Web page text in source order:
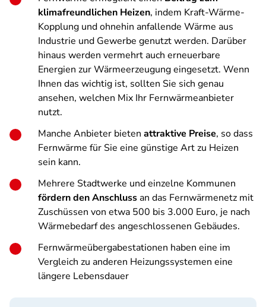
klimafreundlichen Heizen, indem Kraft-Wärme-
Kopplung und ohnehin anfallende Wärme aus
Industrie und Gewerbe genutzt werden. Darüber
hinaus werden vermehrt auch erneuerbare
Energien zur Wärmeerzeugung eingesetzt. Wenn
Ihnen das wichtig ist, sollten Sie sich genau
ansehen, welchen Mix Ihr Fernwärmeanbieter
nutzt.
Manche Anbieter bieten attraktive Preise, so dass
Fernwärme für Sie eine günstige Art zu Heizen
sein kann.
Mehrere Stadtwerke und einzelne Kommunen
fördern den Anschlussan das Fernwärmenetz mit
Zuschüssen von etwa 500 bis 3.000 Euro, je nach
Wärmebedarf des angeschlossenen Gebäudes.
Fernwärmeübergabestationen haben eine im
Vergleich zu anderen Heizungssystemen eine
längere Lebensdauer